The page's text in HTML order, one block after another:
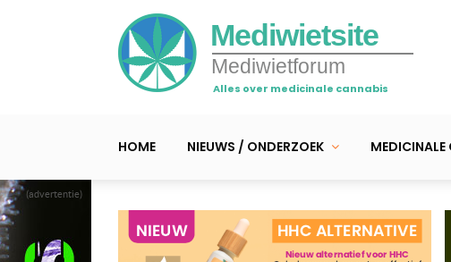
(advertentie)
Mediwietsite
Mediwietforum
Alles over medicinale cannabis
HOME NIEUWS / ONDERZOEK MEDICINALE
Pendergast z’n wietplanten